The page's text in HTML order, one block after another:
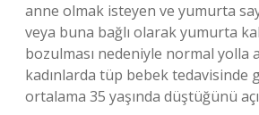
anne olmak isteyen ve yumurta
veya buna bağlı olarak yumurta
bozulması nedeniyle normal yolla
kadınlarda tüp bebek tedavisinde
ortalama 35 yaşında düştüğünü